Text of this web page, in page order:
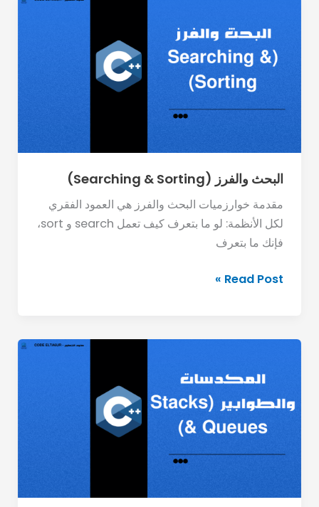
البحث والفرز (Searching & Sorting)
مقدمة خوارزميات البحث والفرز هي العمود الفقري
لكل الأنظمة: لو ما بتعرف كيف تعمل search و sort،
فإنك ما بتعرف
(Searching
&
Sorting)
Read Post »
(Stacks
&
Queues)